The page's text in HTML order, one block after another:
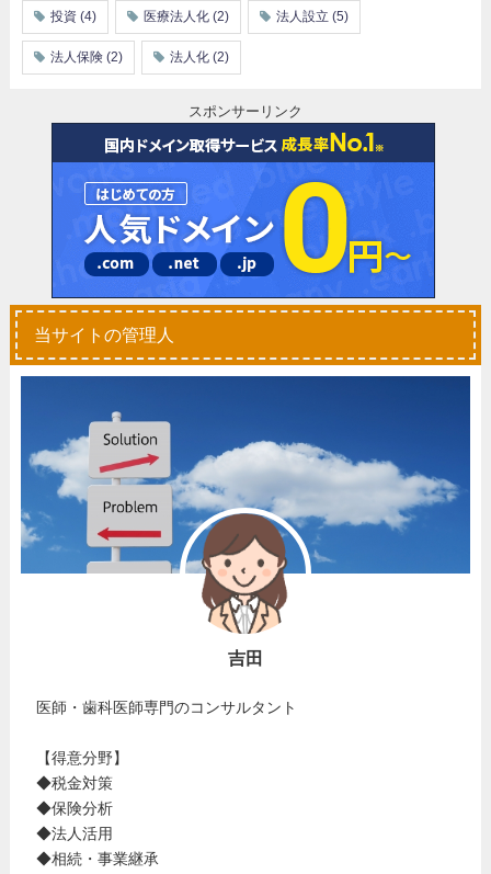
投資 (4) 医療法人化 (2) 法人設立 (5)
法人保険 (2) 法人化 (2)
スポンサーリンク
当サイトの管理人
吉田
医師・歯科医師専門のコンサルタント
【得意分野】
◆税金対策
◆保険分析
◆法人活用
◆相続・事業継承